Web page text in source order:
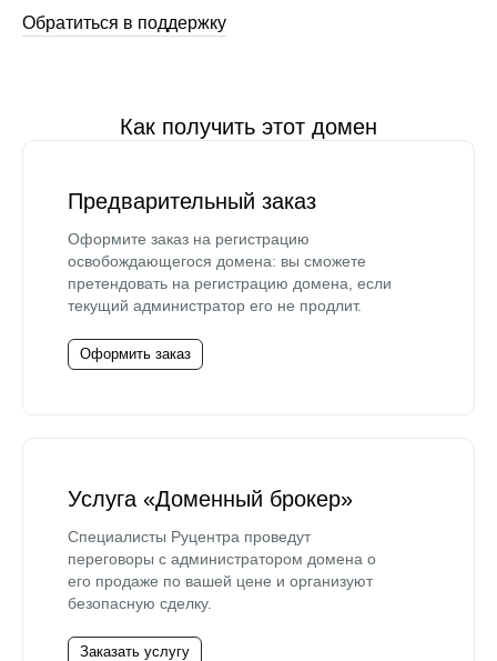
Обратиться в поддержку
Как получить этот домен
Предварительный заказ
Оформите заказ на регистрацию
освобождающегося домена: вы сможете
претендовать на регистрацию домена, если
текущий администратор его не продлит.
Оформить заказ
Услуга «Доменный брокер»
Специалисты Руцентра проведут
переговоры с администратором домена о
его продаже по вашей цене и организуют
безопасную сделку.
Заказать услугу